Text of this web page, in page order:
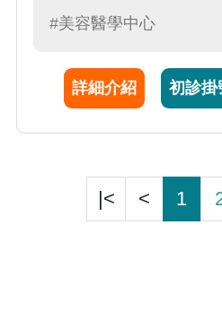
創微波狐臭治療、微創雷
斑、微血管擴張及血管瘤
春治療、無創3TO趾甲矯
#美容醫學中心
詳細介紹 初診掛
|< < 1